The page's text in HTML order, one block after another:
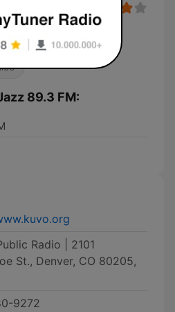
89.3 FM:
Radio | 2101
St., Denver, CO 80205,
9272